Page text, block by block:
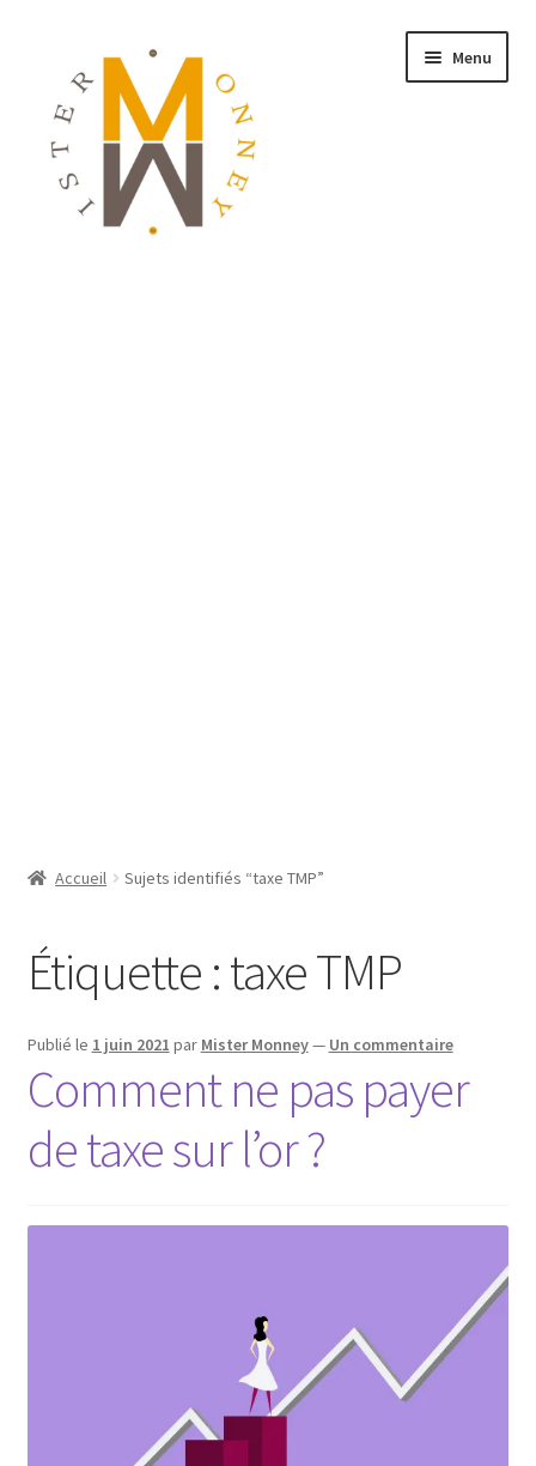
Menu
Accueil Sujets identifiés “taxe TMP”
Étiquette :taxe TMP
Publié le 1 juin 2021 par Mister Monney— Un commentaire
Comment ne pas payer
de taxe sur l’or ?